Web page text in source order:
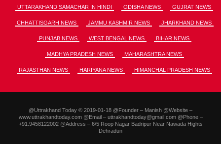
UTTARAKHAND SAMACHAR IN HINDI ODISHA NEWS GUJRAT NEWS
CHHATTISGARH NEWS JAMMU KASHMIR NEWS JHARKHAND NEWS
PUNJAB NEWS WEST BENGAL NEWS BIHAR NEWS
MADHYA PRADESH NEWS MAHARASHTRA NEWS
RAJASTHAN NEWS HARIYANA NEWS HIMANCHAL PRADESH NEWS
@Uttrakhand Today © 2019-01-18 @Founder – Manish @Website –
www.uttrakhandtoday.com @Email – uttrakhandtoday@gmail.com @Phone –
+91.9458122002 @Address – 6/5 Roop Nagar Badripur Near Nawada Hights
Dehradun